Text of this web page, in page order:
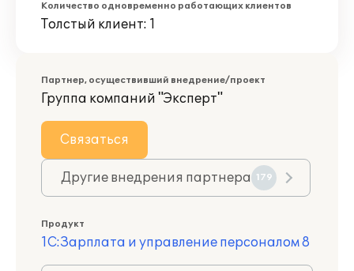
Количество одновременно работающих клиентов
Толстый клиент: 1
Партнер, осуществивший внедрение/проект
Группа компаний "Эксперт"
Связаться
Другие внедрения партнера 179
Продукт
1С:Зарплата и управление персоналом 8